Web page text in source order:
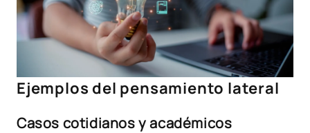
Ejemplos del pensamiento lateral
Casos cotidianos y académicos